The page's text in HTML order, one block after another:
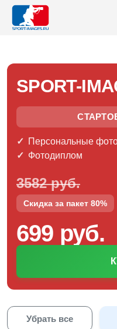
SPORT-
Персональные
Фотодиплом
3582 руб.
Скидка за пакет 80%
699 руб.
Убрать все